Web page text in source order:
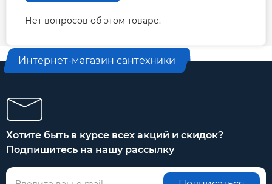
Нет вопросов об этом товаре.
Интернет-магазин сантехники
Хотите быть в курсе всех акций и скидок?
Подпишитесь на нашу рассылку